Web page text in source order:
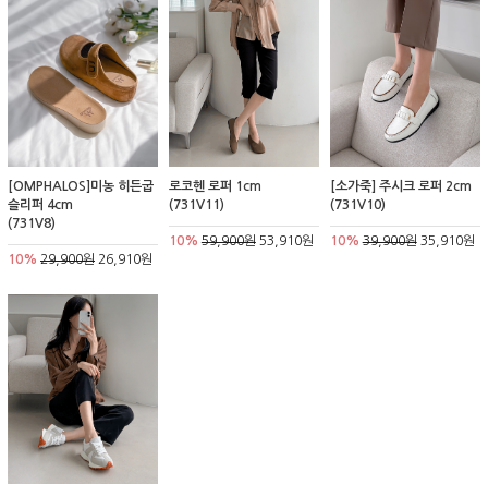
[OMPHALOS]미농 히든굽
슬리퍼 4cm
(731V8)
10% 29,900원 26,910원
로코헨 로퍼 1cm
(731V11)
10% 59,900원53,910원
[소가죽] 주시크 로퍼 2cm
(731V10)
10% 39,900원35,910원